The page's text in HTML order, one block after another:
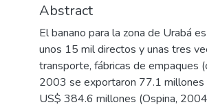
Abstract
El banano para la zona de Urabá
unos 15 mil directos y unas tres
transporte, fábricas de empaques
2003 se exportaron 77.1 millones
US$ 384.6 millones (Ospina,